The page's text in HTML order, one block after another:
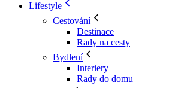
Lifestyle
Cestování
Destinace
Rady na cesty
Bydlení
Interiery
Rady do domu